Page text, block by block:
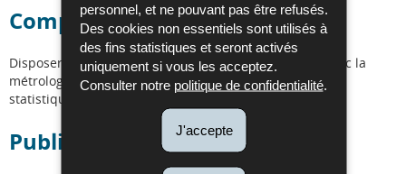
personnel, et ne pouvant pas être refusés.
Des cookies non essentiels sont utilisés à
des fins statistiques et seront activés
uniquement si vous les acceptez.
Consulter notre politique de confidentialité.
J'accepte
Compétences requises
Disposer au préalable d’une expérience en relation avec la
métrologie et les instruments de mesure, et de notions
statistiques.
Public cible